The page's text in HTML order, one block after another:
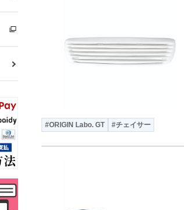
#ORIGIN Labo. GT #チェイサー